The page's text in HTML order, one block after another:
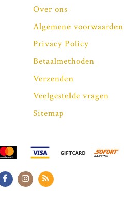
Over ons
Algemene voorwaarden
Privacy Policy
Betaalmethoden
Verzenden
Veelgestelde vragen
Sitemap